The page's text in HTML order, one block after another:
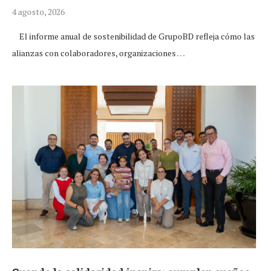
4 agosto, 2026
El informe anual de sostenibilidad de GrupoBD refleja cómo las
alianzas con colaboradores, organizaciones …